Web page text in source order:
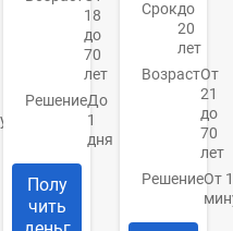
18
до
70
лет
РешениеДо
1
дня
Полу
чить
Срокдо
20
лет
ВозрастОт
21
до
70
лет
РешениеОт